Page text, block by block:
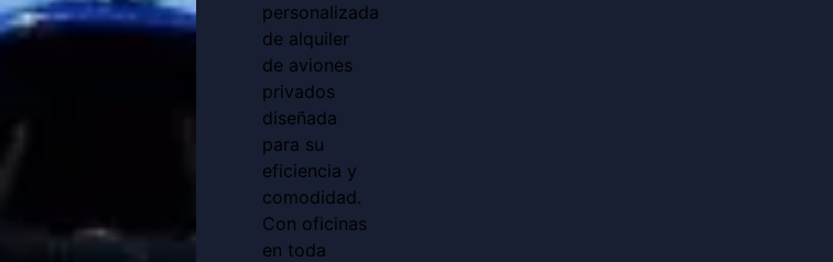
personalizada
de alquiler
de aviones
privados
diseñada
para su
eficiencia y
comodidad.
Con oficinas
en toda